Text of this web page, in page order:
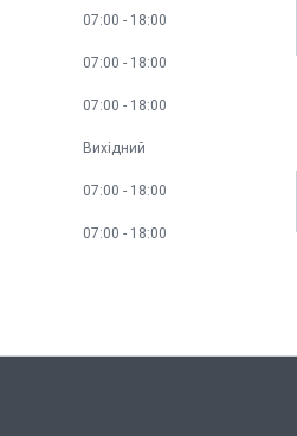
07:00 18:00
07:00 18:00
07:00 18:00
Вихідний
07:00 18:00
07:00 18:00